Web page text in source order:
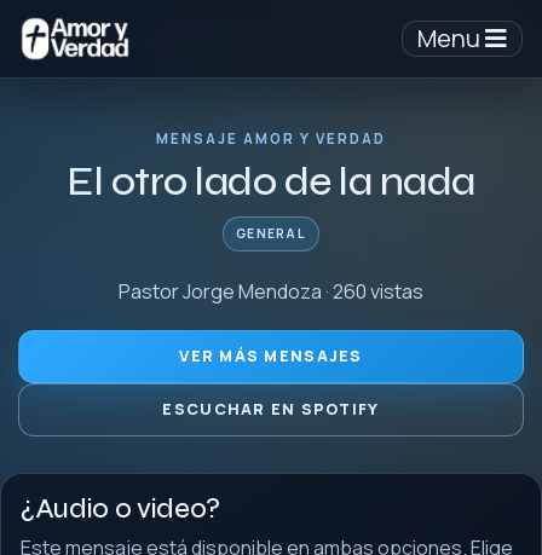
Menu
MENSAJE AMOR Y VERDAD
El otro lado de la nada
GENERAL
Pastor Jorge Mendoza · 260 vistas
VER MÁS MENSAJES
ESCUCHAR EN SPOTIFY
¿Audio o video?
Este mensaje está disponible en ambas opciones. Elige